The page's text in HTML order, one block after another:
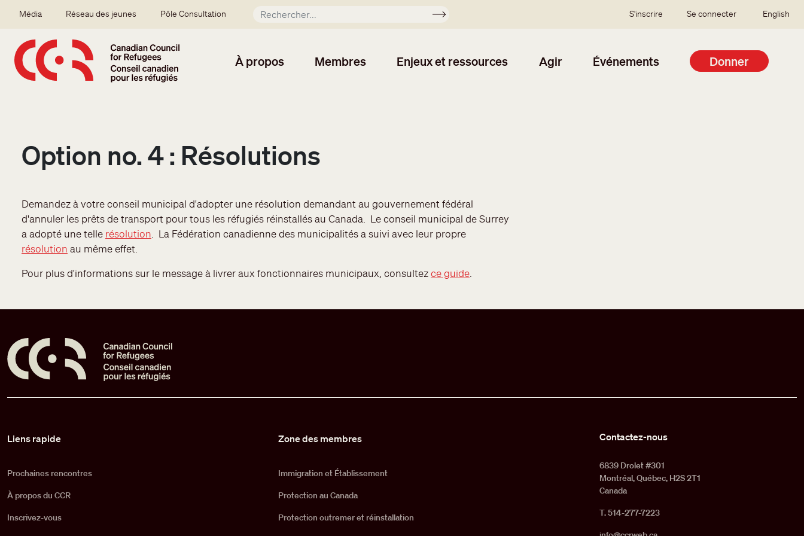
Secondary menu
Média Réseau des jeunes Pôle Consultation Soumettre SSO user menu
S'inscrire Se connecter English
À propos Membres Enjeux et ressources Agir Événements Donner
Option no. 4 : Résolutions
Demandez à votre conseil municipal d'adopter une résolution demandant au gouvernement fédéral
d'annuler les prêts de transport pour tous les réfugiés réinstallés au Canada. Le conseil municipal de Surrey
a adopté une telle résolution
La Fédération canadienne des municipalités a suivi avec leur propre
résolution au même effet.
Pour plus d'informations sur le message à livrer aux fonctionnaires municipaux, consultezce guide
Liens rapide
Prochaines rencontres
À propos du CCR
Inscrivez-vous
Zone des membres
Immigration et Établissement
Protection au Canada
Protection outremer et réinstallation
Contactez-nous
6839 Drolet #301
Montréal, Québec, H2S 2T1
Canada
T. 514-277-7223